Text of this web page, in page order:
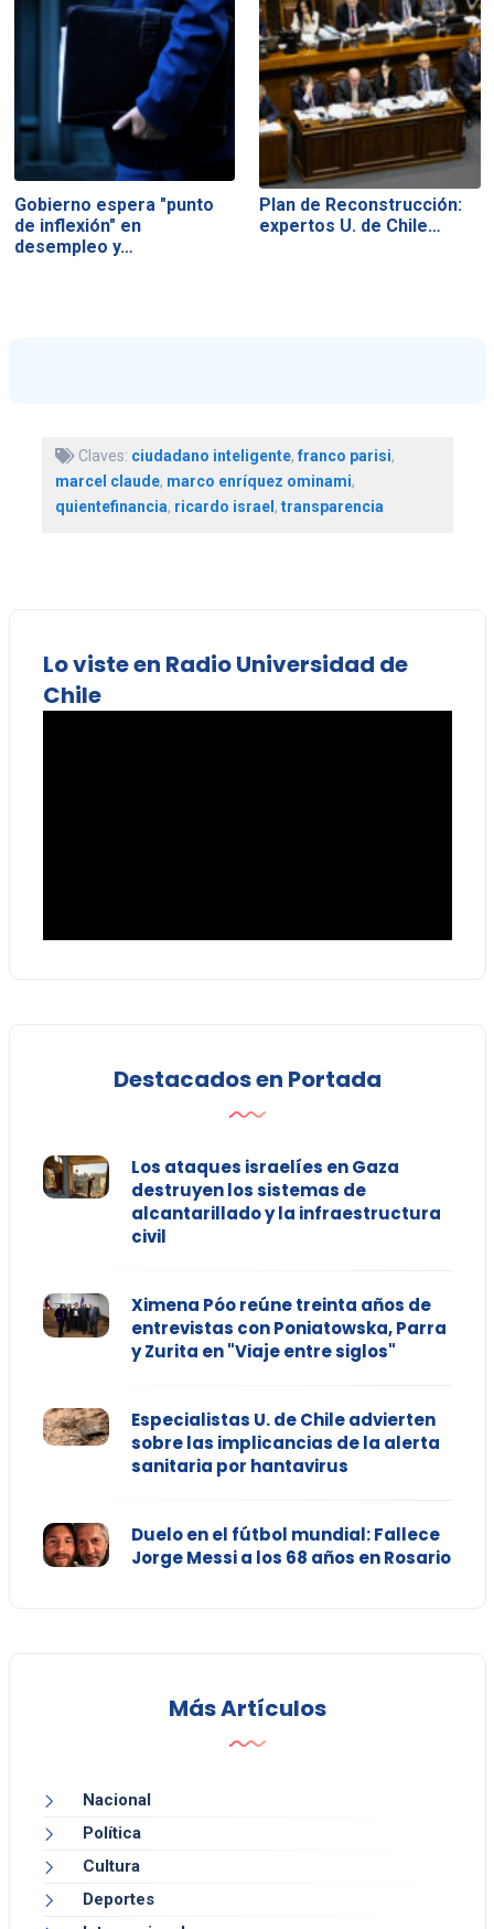
Gobierno espera "punto
de inflexión" en
desempleo y…
Plan de Reconstrucción:
expertos U. de Chile…
Claves: ciudadano inteligente,franco parisi,
marcel claude, marco enríquez ominami,
quientefinancia, ricardo israel, transparencia
Lo viste en Radio Universidad de
Chile
Destacados en Portada
Los ataques israelíes en Gaza
destruyen los sistemas de
alcantarillado y la infraestructura
civil
Ximena Póo reúne treinta años de
entrevistas con Poniatowska, Parra
y Zurita en "Viaje entre siglos"
Especialistas U. de Chile advierten
sobre las implicancias de la alerta
sanitaria por hantavirus
Duelo en el fútbol mundial: Fallece
Jorge Messi a los 68 años en Rosario
Más Artículos
Nacional
Política
Cultura
Deportes